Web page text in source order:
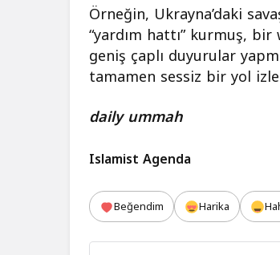
Örneğin, Ukrayna’daki
“yardım hattı” kurmuş,
geniş çaplı duyurular
tamamen sessiz bir yol
daily ummah
Islamist Agenda
Beğendim Harika